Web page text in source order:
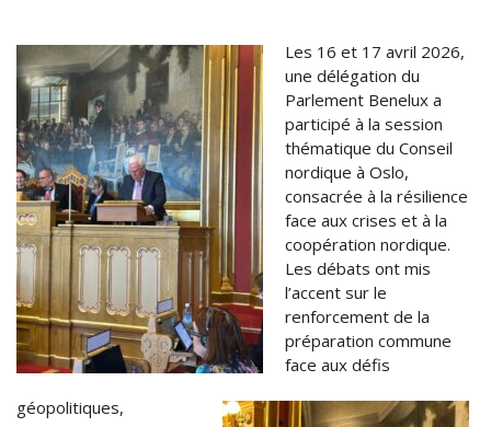
Les 16 et 17 avril 2026,
une délégation du
Parlement Benelux a
participé à la session
thématique du Conseil
nordique à Oslo,
consacrée à la résilience
face aux crises et à la
coopération nordique.
Les débats ont mis
l’accent sur le
renforcement de la
préparation commune
face aux défis
géopolitiques,